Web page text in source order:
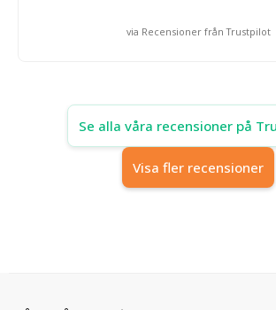
via Recensioner från Trustpilot
Se alla våra recensioner på
Visa fler recensioner